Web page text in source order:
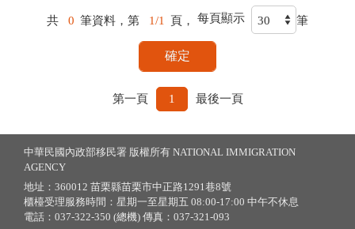
共 0 筆資料，第 1/1 頁， 每頁顯示 筆
第一頁 1 最後一頁
中華民國內政部移民署 版權所有 NATIONAL IMMIGRATION
AGENCY
地址：360012 苗栗縣苗栗市中正路1291巷8號
櫃檯受理服務時間：星期一至星期五 08:00-17:00 中午不休息
電話：037-322-350 (總機) 傳真：037-321-093